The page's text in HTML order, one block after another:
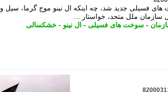
فسیلی جدید شد، چه اینکه ال نینو موج گرما، سیل و
ملل متحد، خواستار ...
- سوخت های فسیلی - ال نینو - خشکسالی